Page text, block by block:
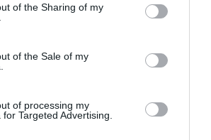
of the Sharing of my
of the Sale of my
of processing my
Targeted Advertising.
a commenté
14 février 2023 -
en ce qui concerne la fiabilité du
de sa peinture
RÉPONDRE